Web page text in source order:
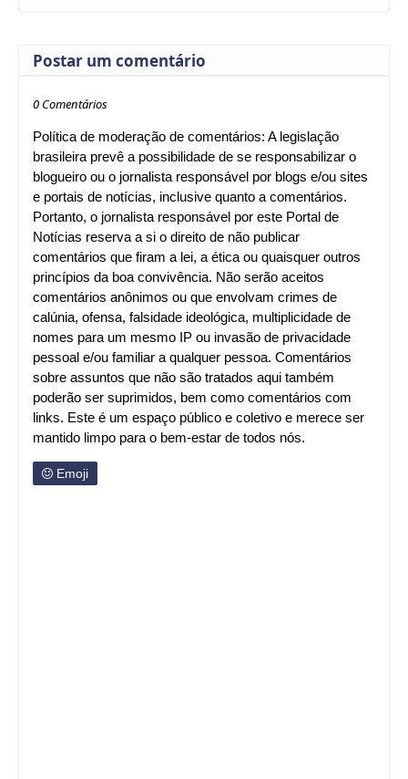
Postar um comentário
0 Comentários
Política de moderação de comentários: A legislação
brasileira prevê a possibilidade de se responsabilizar o
blogueiro ou o jornalista responsável por blogs e/ou sites
e portais de notícias, inclusive quanto a comentários.
Portanto, o jornalista responsável por este Portal de
Notícias reserva a si o direito de não publicar
comentários que firam a lei, a ética ou quaisquer outros
princípios da boa convivência. Não serão aceitos
comentários anônimos ou que envolvam crimes de
calúnia, ofensa, falsidade ideológica, multiplicidade de
nomes para um mesmo IP ou invasão de privacidade
pessoal e/ou familiar a qualquer pessoa. Comentários
sobre assuntos que não são tratados aqui também
poderão ser suprimidos, bem como comentários com
links. Este é um espaço público e coletivo e merece ser
mantido limpo para o bem-estar de todos nós.
Emoji